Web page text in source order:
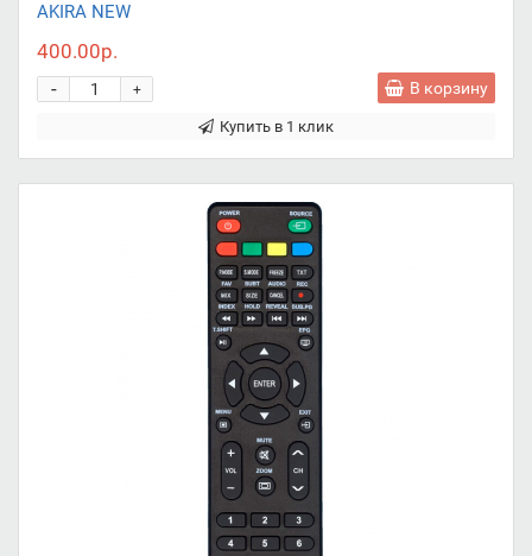
AKIRA NEW
400.00р.
+
- В корзину
Купить в 1 клик